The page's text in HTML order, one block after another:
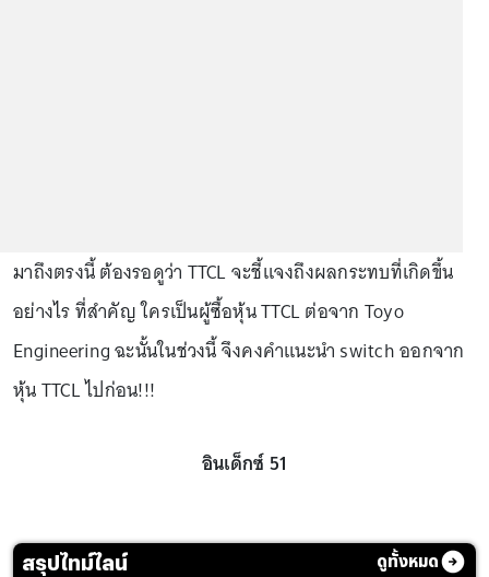
มาถึงตรงนี้ ต้องรอดูว่า TTCL จะชี้แจงถึงผลกระทบที่เกิดขึ้น
อย่างไร ที่สำคัญ ใครเป็นผู้ซื้อหุ้น TTCL ต่อจาก Toyo
Engineering ฉะนั้นในช่วงนี้ จึงคงคำแนะนำ switch ออกจาก
หุ้น TTCL ไปก่อน!!!
อินเด็กซ์ 51
สรุปไทม์ไลน์ ดูทั้งหมด